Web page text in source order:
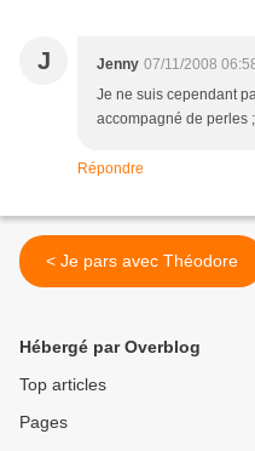
J Jenny 07/11/2008
Je ne suis cependant
accompagné de perles
Répondre
< Je pars avec Théodore
Hébergé par Overblog
Top articles
Pages